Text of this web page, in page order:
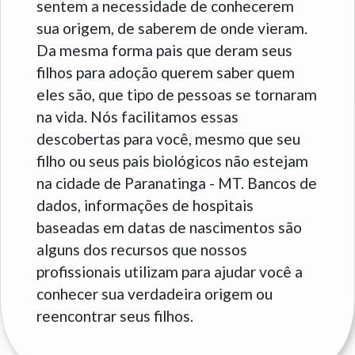
sentem a necessidade de conhecerem
sua origem, de saberem de onde vieram.
Da mesma forma pais que deram seus
filhos para adoção querem saber quem
eles são, que tipo de pessoas se tornaram
na vida. Nós facilitamos essas
descobertas para você, mesmo que seu
filho ou seus pais biológicos não estejam
na cidade de Paranatinga - MT. Bancos de
dados, informações de hospitais
baseadas em datas de nascimentos são
alguns dos recursos que nossos
profissionais utilizam para ajudar você a
conhecer sua verdadeira origem ou
reencontrar seus filhos.